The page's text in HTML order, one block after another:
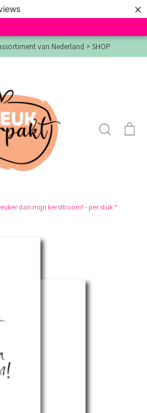
×
van Nederland > SHOP
Zoeken
dan mijn kerstboom! - per stuk *